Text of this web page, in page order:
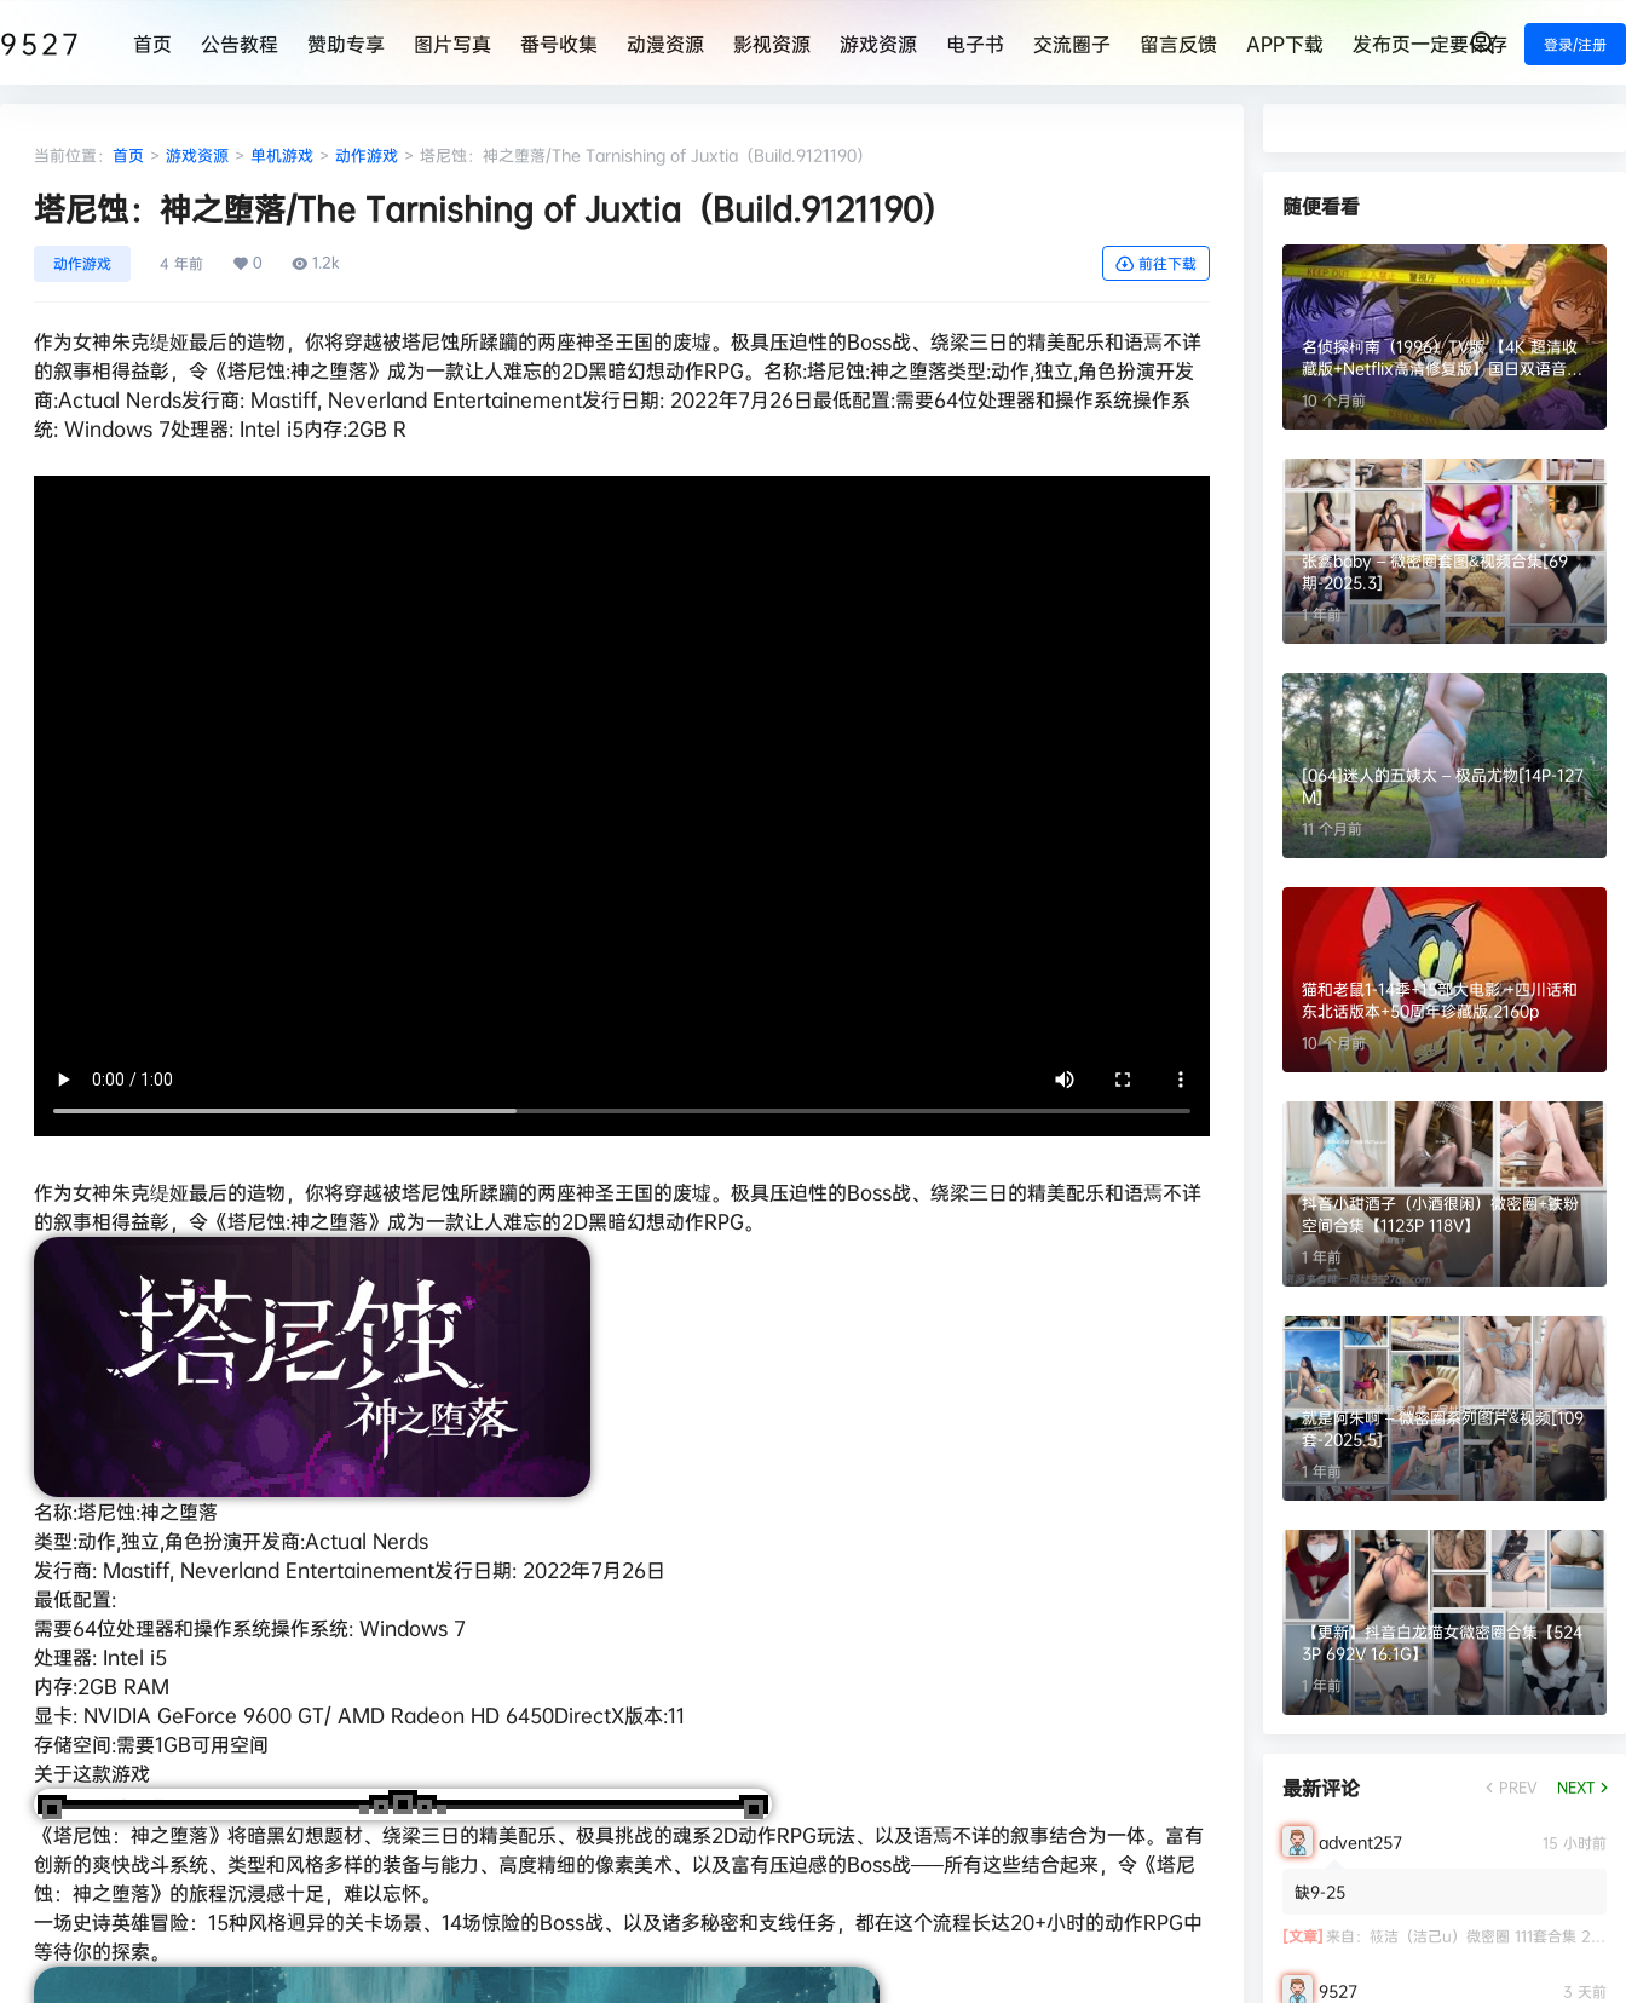
9527 登录/注册
首页 公告教程 赞助专享 图片写真 番号收集 动漫资源 影视资源 游戏资源 电子书 交流圈子 留言反馈 APP下载 发布页一定要保存
当前位置： 首页 > 游戏资源 > 单机游戏 > 动作游戏 > 塔尼蚀：神之堕落/The Tarnishing of Juxtia（Build.9121190）
塔尼蚀：神之堕落/The Tarnishing of Juxtia（Build.9121190）
动作游戏 4 年前 0 1.2k 前往下载
作为女神朱克缇娅最后的造物，你将穿越被塔尼蚀所蹂躏的两座神圣王国的废墟。极具压迫性的Boss战、绕梁三日的精美配乐和语焉不详
的叙事相得益彰，令《塔尼蚀:神之堕落》成为一款让人难忘的2D黑暗幻想动作RPG。名称:塔尼蚀:神之堕落类型:动作,独立,角色扮演开发
商:Actual Nerds发行商: Mastiff, Neverland Entertainement发行日期: 2022年7月26日最低配置:需要64位处理器和操作系统操作系
统: Windows 7处理器: Intel i5内存:2GB R
作为女神朱克缇娅最后的造物，你将穿越被塔尼蚀所蹂躏的两座神圣王国的废墟。极具压迫性的Boss战、绕梁三日的精美配乐和语焉不详
的叙事相得益彰，令《塔尼蚀:神之堕落》成为一款让人难忘的2D黑暗幻想动作RPG。
名称:塔尼蚀:神之堕落
类型:动作,独立,角色扮演开发商:Actual Nerds
发行商: Mastiff, Neverland Entertainement发行日期: 2022年7月26日
最低配置:
需要64位处理器和操作系统操作系统: Windows 7
处理器: Intel i5
内存:2GB RAM
显卡: NVIDIA GeForce 9600 GT/ AMD Radeon HD 6450DirectX版本:11
存储空间:需要1GB可用空间
关于这款游戏
《塔尼蚀：神之堕落》将暗黑幻想题材、绕梁三日的精美配乐、极具挑战的魂系2D动作RPG玩法、以及语焉不详的叙事结合为一体。富有
创新的爽快战斗系统、类型和风格多样的装备与能力、高度精细的像素美术、以及富有压迫感的Boss战–––所有这些结合起来，令《塔尼
蚀：神之堕落》的旅程沉浸感十足，难以忘怀。
一场史诗英雄冒险：15种风格迥异的关卡场景、14场惊险的Boss战、以及诸多秘密和支线任务，都在这个流程长达20+小时的动作RPG中
等待你的探索。
随便看看
名侦探柯南（1996）TV版 【4K 超清收
藏版+Netflix高清修复版】国日双语音轨
【1-1112集】 内嵌中文字幕【1.1T】
10 个月前
张鑫baby – 微密圈套图&视频合集[69
期-2025.3]
1 年前
[064]迷人的五姨太 – 极品尤物[14P-127
M]
11 个月前
猫和老鼠1-14季+15部大电影 +四川话和
东北话版本+50周年珍藏版.2160p
10 个月前
抖音小甜酒子（小酒很闲）微密圈+铁粉
空间合集【1123P 118V】
1 年前
就是阿朱啊 – 微密圈系列图片&视频[109
套-2025.5]
1 年前
【更新】抖音白龙猫女微密圈合集【524
3P 692V 16.1G】
1 年前
最新评论 PREV NEXT
advent257 15 小时前
缺9-25
[文章] 来自： 筱洁（洁己u）微密圈 111套合集 20.3G
9527 3 天前